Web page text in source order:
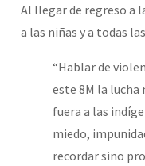
“Sonhando a Terra
Se o México sabe,
[25 abr – CDMX]
Al llegar de regreso a
a las niñas y a todas
“Hablar de
este 8M la
fuera a las
miedo,
recordar sino